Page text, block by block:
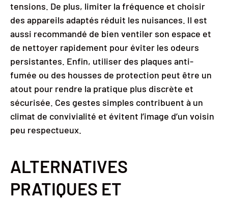
tensions. De plus, limiter la fréquence et choisir
des appareils adaptés réduit les nuisances. Il est
aussi recommandé de bien ventiler son espace et
de nettoyer rapidement pour éviter les odeurs
persistantes. Enfin, utiliser des plaques anti-
fumée ou des housses de protection peut être un
atout pour rendre la pratique plus discrète et
sécurisée. Ces gestes simples contribuent à un
climat de convivialité et évitent l’image d’un voisin
peu respectueux.
ALTERNATIVES
PRATIQUES ET